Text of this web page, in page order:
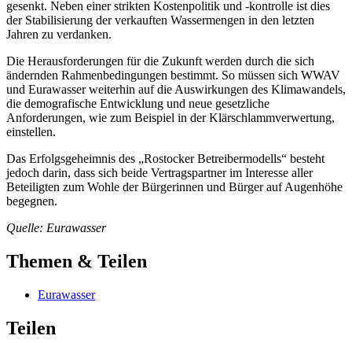
gesenkt. Neben einer strikten Kostenpolitik und -kontrolle ist dies
der Stabilisierung der verkauften Wassermengen in den letzten
Jahren zu verdanken.
Die Herausforderungen für die Zukunft werden durch die sich
ändernden Rahmenbedingungen bestimmt. So müssen sich WWAV
und Eurawasser weiterhin auf die Auswirkungen des Klimawandels,
die demografische Entwicklung und neue gesetzliche
Anforderungen, wie zum Beispiel in der Klärschlammverwertung,
einstellen.
Das Erfolgsgeheimnis des „Rostocker Betreibermodells“ besteht
jedoch darin, dass sich beide Vertragspartner im Interesse aller
Beteiligten zum Wohle der Bürgerinnen und Bürger auf Augenhöhe
begegnen.
Quelle: Eurawasser
Themen & Teilen
Eurawasser
Teilen